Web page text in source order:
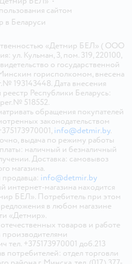
сайтом
в Беларуси
«Детмир БЕЛ» ( ООО
ул. Кульман, 3, пом. 319, 220100,
о государственной
горисполкомом, внесена
193143448. Дата внесения
Республики Беларусь:
518552.
обращения покупателей
законодательством
info@detmir.by.
выдача по режиму работы
наличный и безналичный
Доставка: самовывоз
магазина.
info@detmir.by
интернет-магазина находится
БЕЛ». Потребитель при этом
в любом магазине
«Детмир».
товаров и работе
+375173970001 доб.213
отдел торговли